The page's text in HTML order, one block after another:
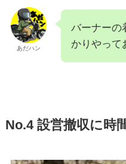
あだハン
バーナーの
かりやって
No.4 設営撤収に時